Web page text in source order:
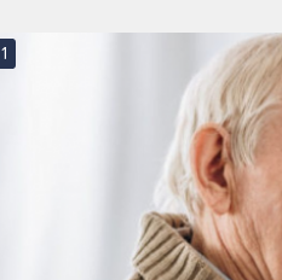
1